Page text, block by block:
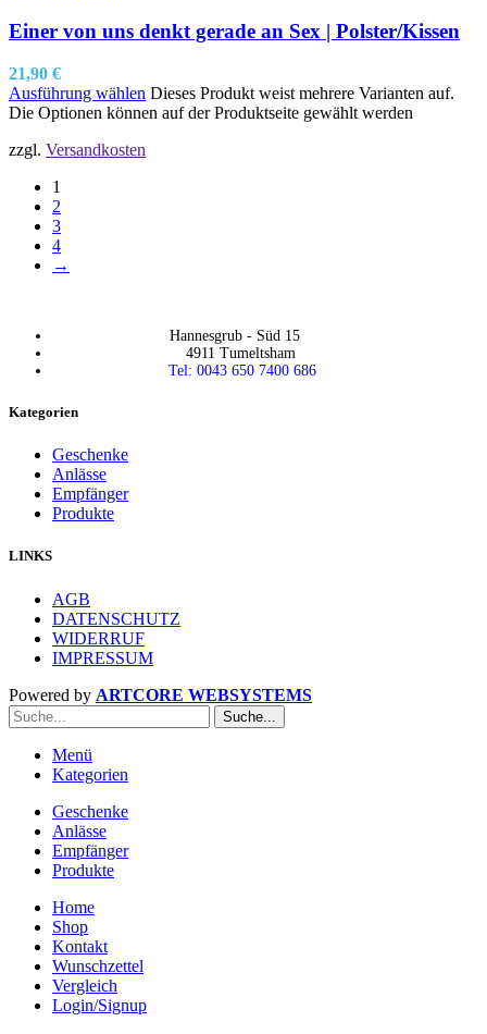
Einer von uns denkt gerade an Sex | Polster/Kissen
21,90 €
Ausführung wählen Dieses Produkt weist mehrere Varianten auf.
Die Optionen können auf der Produktseite gewählt werden
zzgl. Versandkosten
1
2
3
4
→
Hannesgrub - Süd 15
4911 Tumeltsham
Tel: 0043 650 7400 686
Kategorien
Geschenke
Anlässe
Empfänger
Produkte
LINKS
AGB
DATENSCHUTZ
WIDERRUF
IMPRESSUM
Powered by ARTCORE WEBSYSTEMS
Suche...
Menü
Kategorien
Geschenke
Anlässe
Empfänger
Produkte
Home
Shop
Kontakt
Wunschzettel
Vergleich
Login/Signup